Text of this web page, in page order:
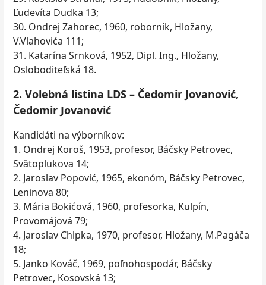
Ľudevíta Dudka 13;
30. Ondrej Zahorec, 1960, roborník, Hložany,
V.Vlahovića 111;
31. Katarína Srnková, 1952, Dipl. Ing., Hložany,
Osloboditeľská 18.
2. Volebná listina LDS – Čedomir Jovanović,
Čedomir Jovanović
Kandidáti na výborníkov:
1. Ondrej Koroš, 1953, profesor, Báčsky Petrovec,
Svätoplukova 14;
2. Jaroslav Popović, 1965, ekonóm, Báčsky Petrovec,
Leninova 80;
3. Mária Bokićová, 1960, profesorka, Kulpín,
Provomájová 79;
4. Jaroslav Chlpka, 1970, profesor, Hložany, M.Pagáča
18;
5. Janko Kováč, 1969, poľnohospodár, Báčsky
Petrovec, Kosovská 13;